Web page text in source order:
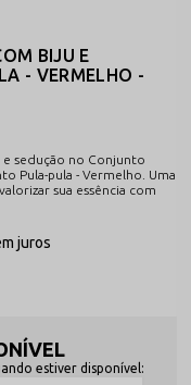
BIJU E
- VERMELHO -
sedução no Conjunto
Pula-pula - Vermelho. Uma
sua essência com
juros
estiver disponível: